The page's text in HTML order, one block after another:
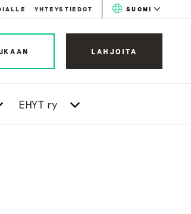
YHTEYSTIEDOT SUOMI
LAHJOITA
EHYT ry